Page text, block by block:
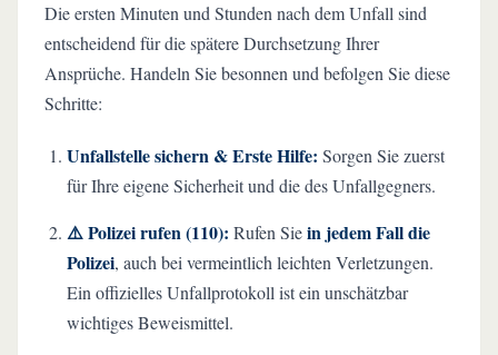
Die ersten Minuten und Stunden nach dem Unfall sind
entscheidend für die spätere Durchsetzung Ihrer
Ansprüche. Handeln Sie besonnen und befolgen Sie diese
Schritte:
Unfallstelle sichern & Erste Hilfe: Sorgen Sie zuerst
für Ihre eigene Sicherheit und die des Unfallgegners.
⚠️ Polizei rufen (110): Rufen Siein jedem Fall die
Polizei, auch bei vermeintlich leichten Verletzungen.
Ein offizielles Unfallprotokoll ist ein unschätzbar
wichtiges Beweismittel.